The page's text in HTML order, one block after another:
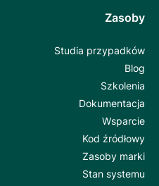
Zasoby
Studia przypadków
Blog
Szkolenia
Dokumentacja
Wsparcie
Kod źródłowy
Zasoby marki
Stan systemu